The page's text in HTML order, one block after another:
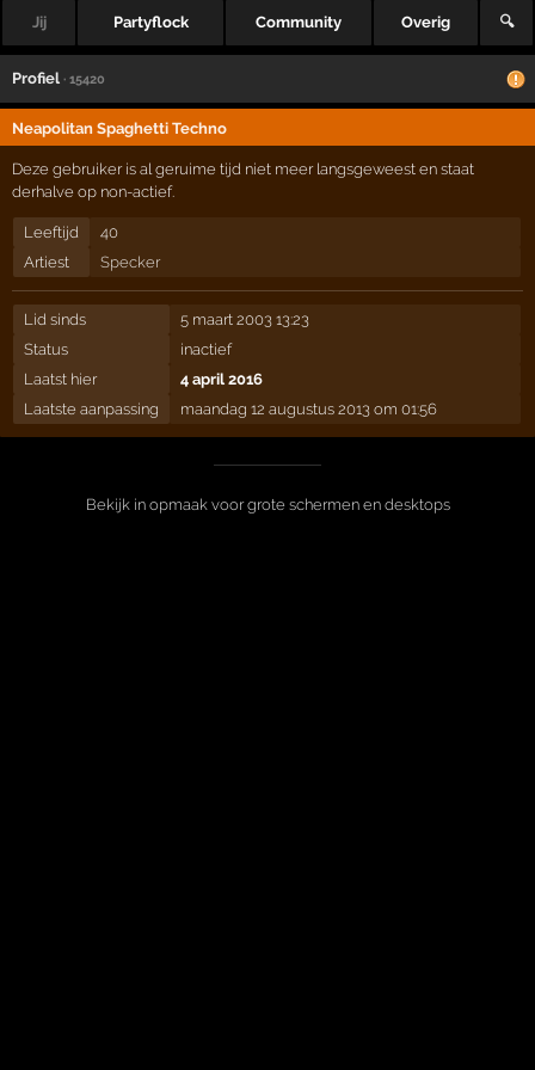
Jij Partyflock Community Overig 🔍
Profiel · 15420
Neapolitan Spaghetti Techno
Deze gebruiker is al geruime tijd niet meer langsgeweest en staat
derhalve op non-actief.
Leeftijd
40
Artiest
Specker
Lid sinds
5 maart 2003 13:23
Status
inactief
Laatst hier
4 april 2016
Laatste aanpassing
maandag 12 augustus 2013 om 01:56
Bekijk in opmaak voor grote schermen en desktops